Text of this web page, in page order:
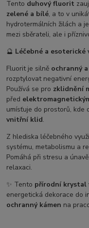
Tento duhový fluorit
zelené a bílé, a to v
hydrotermálních žilách a
mezi sběrateli, ale i
🔮 Léčebné a esoterické
Fluorit je silně ochranný
rozptylovat negativní
Používá se pro zklidnění
před
umísťuje do prostorů, kde
vnitřní klid.
Z hlediska léčebného
systému, metabolismu a
Pomáhá při stresu a
relaxaci.
✨ Tento přírodní
energetická dekorace do
ochranný kámen na